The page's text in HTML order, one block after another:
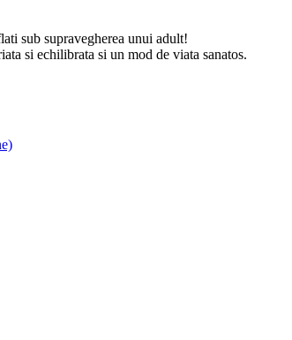
sub supravegherea unui adult!
si echilibrata si un mod de viata sanatos.